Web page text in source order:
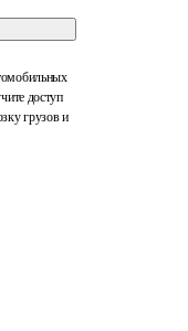
доступ
грузов и